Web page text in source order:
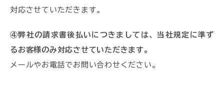
対応させていただきます。
④弊社の請求書後払いにつきましては、当社規定に準ず
るお客様のみ対応させていただきます。
メールやお電話でお問い合わせください。